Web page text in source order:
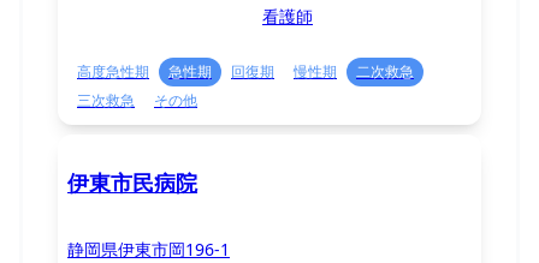
看護師
高度急性期 急性期 回復期 慢性期
二次救急
三次救急
その他
伊東市民病院
静岡県伊東市岡196-1